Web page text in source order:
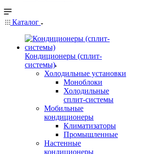
Каталог
Кондиционеры (сплит-
системы)
Холодильные установки
Моноблоки
Холодильные
сплит-системы
Мобильные
кондиционеры
Климатизаторы
Промышленные
Настенные
кондиционеры